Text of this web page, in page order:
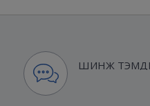
ШИНЖ